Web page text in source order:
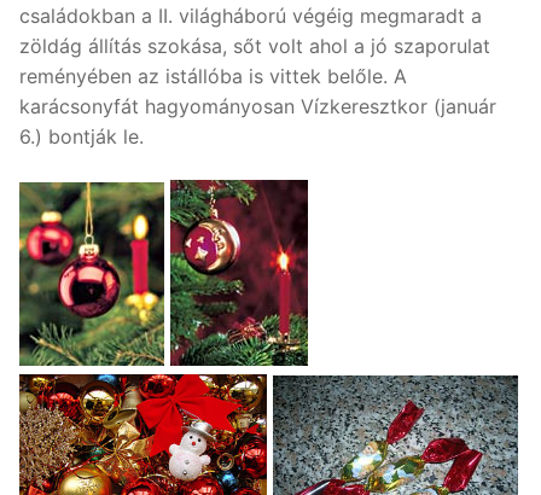
családokban a II. világháború végéig megmaradt a
zöldág állítás szokása, sőt volt ahol a jó szaporulat
reményében az istállóba is vittek belőle. A
karácsonyfát hagyományosan Vízkeresztkor (január
6.) bontják le.